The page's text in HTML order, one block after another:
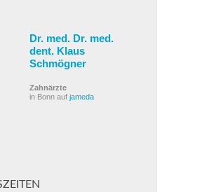
Dr. med. Dr. med.
dent. Klaus
Schmögner
Zahnärzte
in Bonn auf jameda